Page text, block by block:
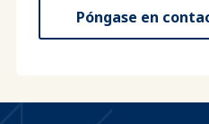
Póngase en